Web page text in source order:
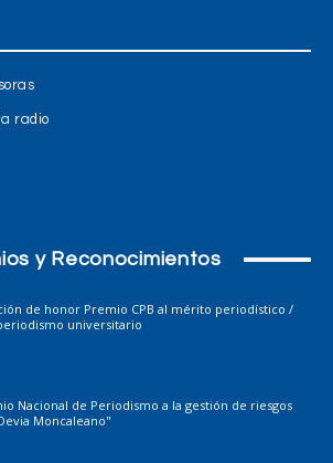
radio
y Reconocimientos
de honor Premio CPB al mérito periodístico /
universitario
Nacional de Periodismo a la gestión de riesgos
Moncaleano"